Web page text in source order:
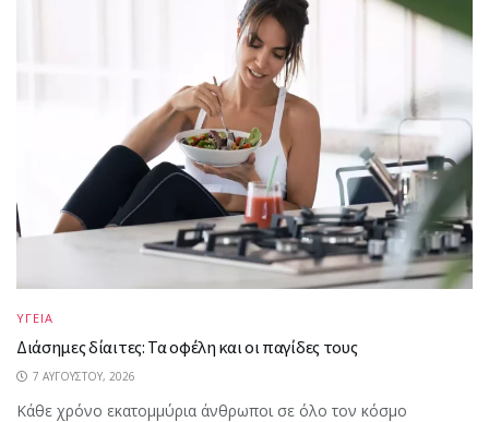
ΥΓΕΙΑ
Διάσημες δίαιτες: Τα οφέλη και οι παγίδες τους
7 ΑΥΓΟΎΣΤΟΥ, 2026
Κάθε χρόνο εκατομμύρια άνθρωποι σε όλο τον κόσμο